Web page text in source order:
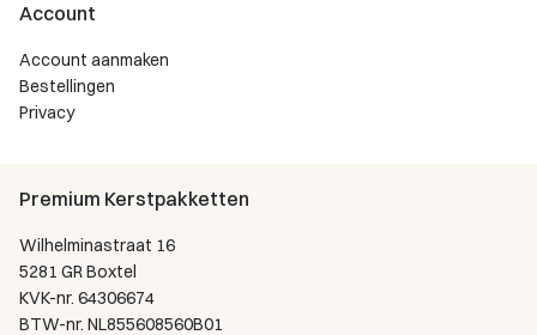
Account
Account aanmaken
Bestellingen
Privacy
Premium Kerstpakketten
Wilhelminastraat 16
5281 GR Boxtel
KVK-nr. 64306674
BTW-nr. NL855608560B01